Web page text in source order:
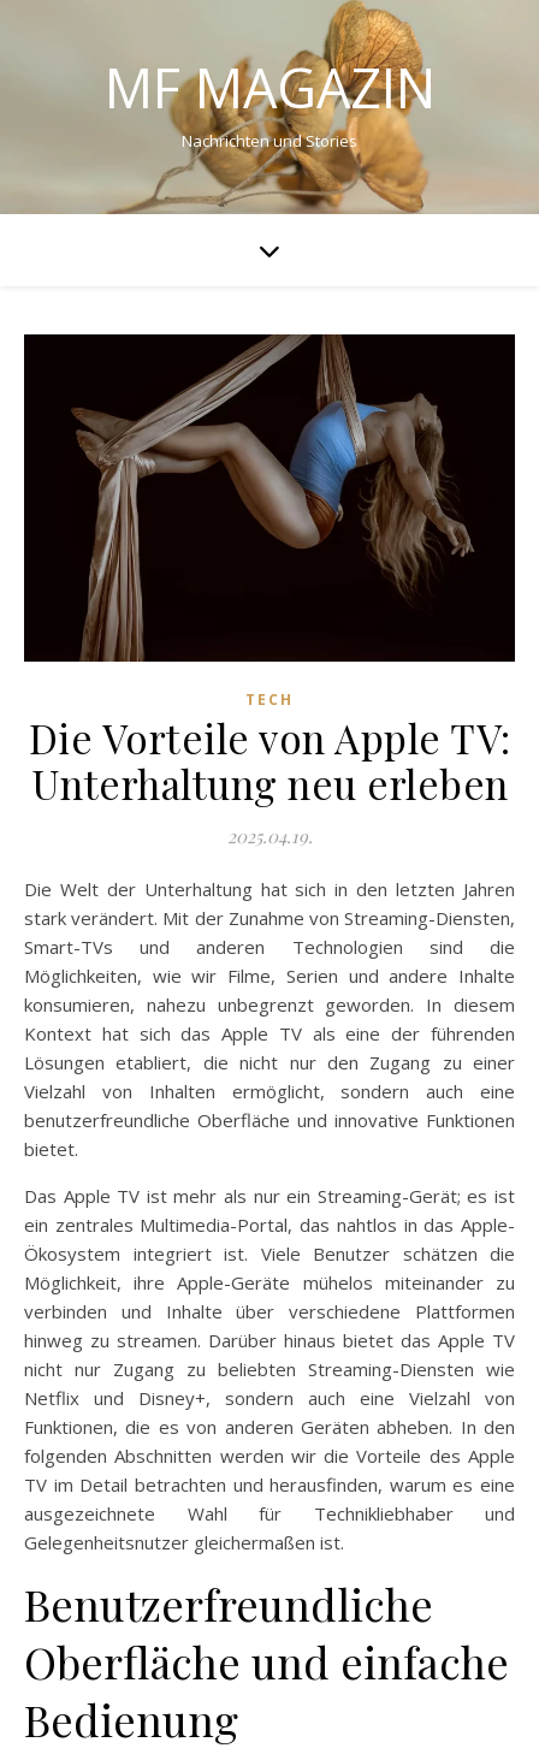
MF MAGAZIN
Nachrichten und Stories
TECH
Die Vorteile von Apple TV:
Unterhaltung neu erleben
2025.04.19.
Die Welt der Unterhaltung hat sich in den letzten Jahren
stark verändert. Mit der Zunahme von Streaming-Diensten,
Smart-TVs und anderen Technologien sind die
Möglichkeiten, wie wir Filme, Serien und andere Inhalte
konsumieren, nahezu unbegrenzt geworden. In diesem
Kontext hat sich das Apple TV als eine der führenden
Lösungen etabliert, die nicht nur den Zugang zu einer
Vielzahl von Inhalten ermöglicht, sondern auch eine
benutzerfreundliche Oberfläche und innovative Funktionen
bietet.
Das Apple TV ist mehr als nur ein Streaming-Gerät; es ist
ein zentrales Multimedia-Portal, das nahtlos in das Apple-
Ökosystem integriert ist. Viele Benutzer schätzen die
Möglichkeit, ihre Apple-Geräte mühelos miteinander zu
verbinden und Inhalte über verschiedene Plattformen
hinweg zu streamen. Darüber hinaus bietet das Apple TV
nicht nur Zugang zu beliebten Streaming-Diensten wie
Netflix und Disney+, sondern auch eine Vielzahl von
Funktionen, die es von anderen Geräten abheben. In den
folgenden Abschnitten werden wir die Vorteile des Apple
TV im Detail betrachten und herausfinden, warum es eine
ausgezeichnete Wahl für Technikliebhaber und
Gelegenheitsnutzer gleichermaßen ist.
Benutzerfreundliche
Oberfläche und einfache
Bedienung